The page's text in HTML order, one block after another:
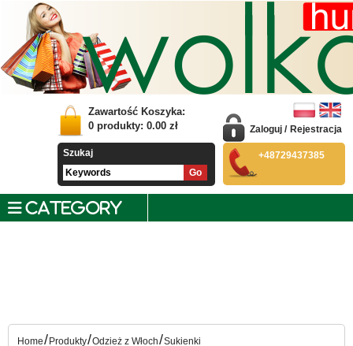
Zawartość Koszyka:
0 produkty: 0.00 zł
Szukaj
Zaloguj / Rejestracja
+48729437385
CATEGORY
Home/ Produkty/Odzież z Włoch/Sukienki